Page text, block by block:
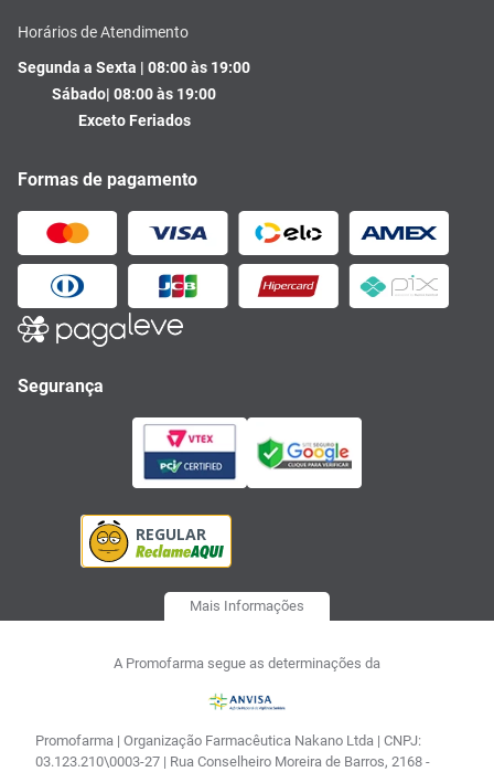
Horários de Atendimento
Segunda a Sexta | 08:00 às 19:00
Sábado| 08:00 às 19:00
Exceto Feriados
Formas de pagamento
Segurança
Mais Informações
A Promofarma segue as determinações da
Promofarma | Organização Farmacêutica Nakano Ltda | CNPJ:
03.123.210\0003-27 | Rua Conselheiro Moreira de Barros, 2168 -